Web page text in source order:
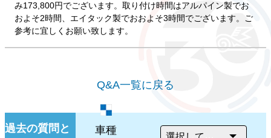
み173,800円でございます。取り付け時間はアルパイン製でお
およそ2時間、エイタック製でおおよそ3時間でございます。ご
参考に宜しくお願い致します。
Q&A一覧に戻る
過去の質問と
車種